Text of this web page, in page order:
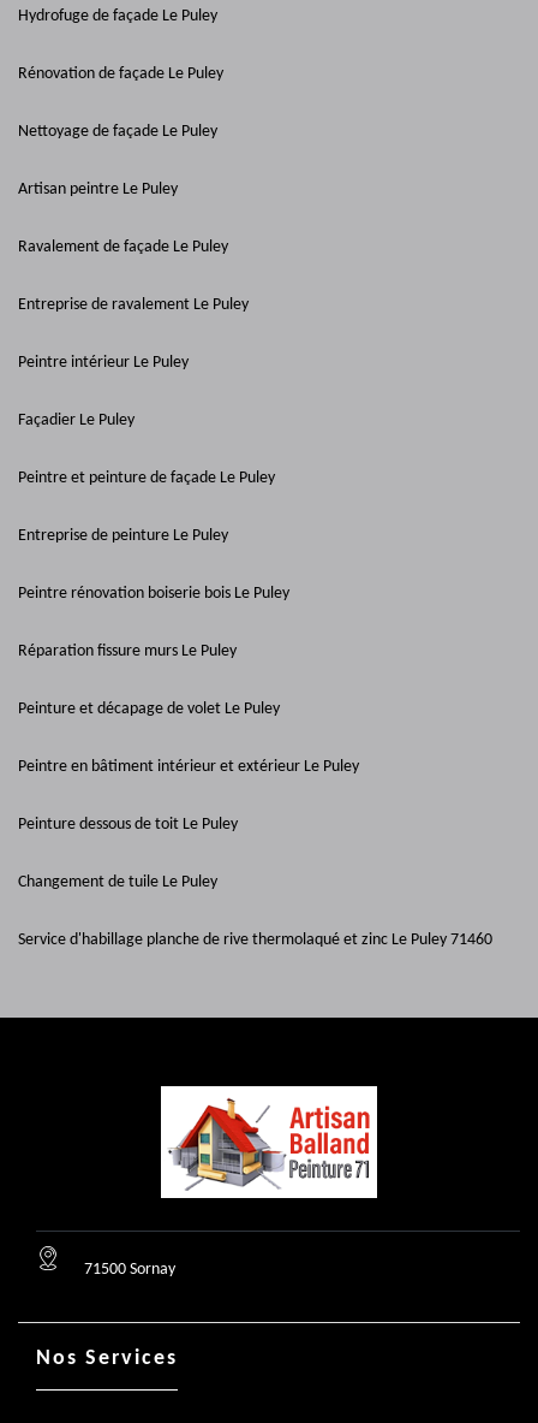
Hydrofuge de façade Le Puley
Rénovation de façade Le Puley
Nettoyage de façade Le Puley
Artisan peintre Le Puley
Ravalement de façade Le Puley
Entreprise de ravalement Le Puley
Peintre intérieur Le Puley
Façadier Le Puley
Peintre et peinture de façade Le Puley
Entreprise de peinture Le Puley
Peintre rénovation boiserie bois Le Puley
Réparation fissure murs Le Puley
Peinture et décapage de volet Le Puley
Peintre en bâtiment intérieur et extérieur Le Puley
Peinture dessous de toit Le Puley
Changement de tuile Le Puley
Service d'habillage planche de rive thermolaqué et zinc Le Puley 71460
71500 Sornay
Nos Services